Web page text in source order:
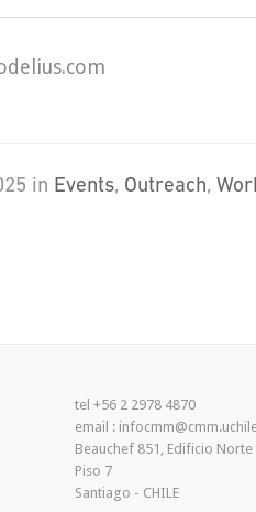
in Events, Outreach,
tel +56 2 2978 4870
email :
Beauchef 851, Edificio Norte
Piso 7
Santiago - CHILE